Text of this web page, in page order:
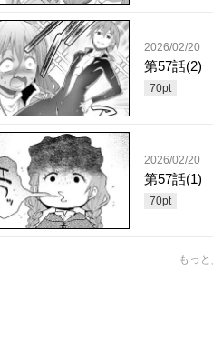
2026/02/20
第57話(2)
70pt
2026/02/20
第57話(1)
70pt
もっ